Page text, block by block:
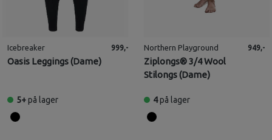
Icebreaker
Oasis Leggings (Dame)
999,-
5+på lager
Northern Playground
Ziplongs® 3/4 Wool
Stilongs (Dame)
949,-
4på lager